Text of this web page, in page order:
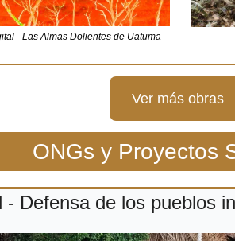
- Las Almas Dolientes de Uatuma
Ver más obras
ONGs y Proyectos
- Defensa de los pueblos